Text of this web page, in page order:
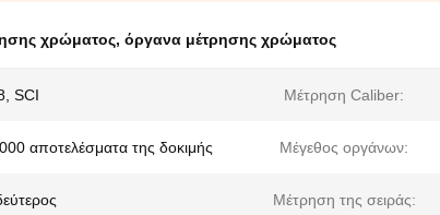
χρώματος, όργανα μέτρησης χρώματος
SCI Μέτρηση Caliber:
αποτελέσματα της δοκιμής Μέγεθος οργάνων:
Μέτρηση της σειράς: